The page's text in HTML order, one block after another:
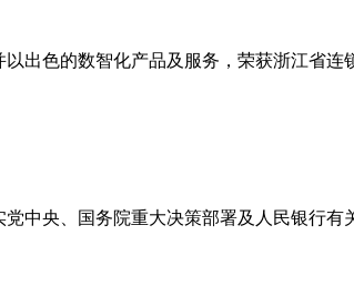
出色的数智化产品及服务，荣获浙江省连
中央、国务院重大决策部署及人民银行有